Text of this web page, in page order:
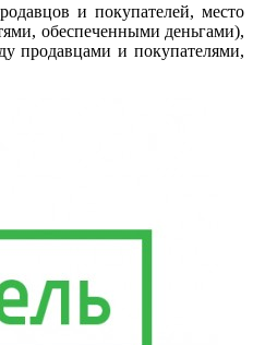
и покупателей, место
обеспеченными деньгами),
продавцами и покупателями,